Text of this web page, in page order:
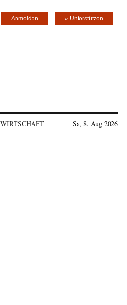
» Unterstützen
Anmelden
WIRTSCHAFT Sa, 8. Aug 2026